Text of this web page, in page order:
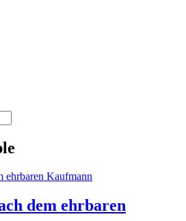
dem ehrbaren